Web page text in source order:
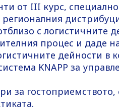
от III курс,
с логистичните
процес и даде
дейности в
KNAPP за
за гостоприемството,